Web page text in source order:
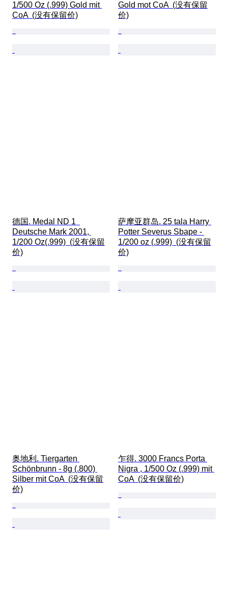
1/500 Oz (.999) Gold mit
CoA  (没有保留价)
Gold mot CoA  (没有保留
价)
德国. Medal ND 1
Deutsche Mark 2001,
1/200 Oz(.999)  (没有保留
价)
萨摩亚群岛. 25 tala Harry
Potter Severus Sbape -
1/200 oz (.999)  (没有保留
价)
奥地利. Tiergarten
Schönbrunn - 8g (.800)
Silber mit CoA  (没有保留
价)
乍得. 3000 Francs Porta
Nigra , 1/500 Oz (.999) mit
CoA  (没有保留价)